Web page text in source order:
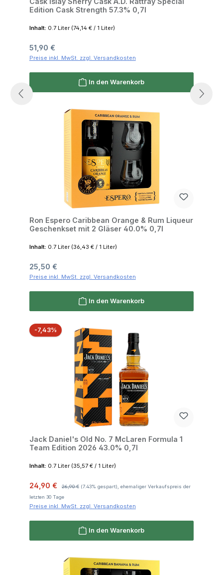
Edition Cask Strength 57.3% 0,7l
Inhalt: 0.7 Liter (74,14 € / 1 Liter)
Regulärer Preis:
51,90 €
Preise inkl. MwSt. zzgl. Versandkosten
In den Warenkorb
Ron Espero Caribbean Orange & Rum Liqueur
Geschenkset mit 2 Gläser 40.0% 0,7l
Inhalt: 0.7 Liter (36,43 € / 1 Liter)
Regulärer Preis:
25,50 €
Preise inkl. MwSt. zzgl. Versandkosten
In den Warenkorb
-7,43%Rabatt
Jack Daniel's Old No. 7 McLaren Formula 1
Team Edition 2026 43.0% 0,7l
Inhalt: 0.7 Liter (35,57 € / 1 Liter)
Verkaufspreis:
24,90 € 26,90 € (7.43% gespart), ehemaliger Verkaufspreis der
letzten 30 Tage
Preise inkl. MwSt. zzgl. Versandkosten
In den Warenkorb